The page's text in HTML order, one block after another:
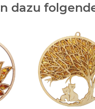
dazu